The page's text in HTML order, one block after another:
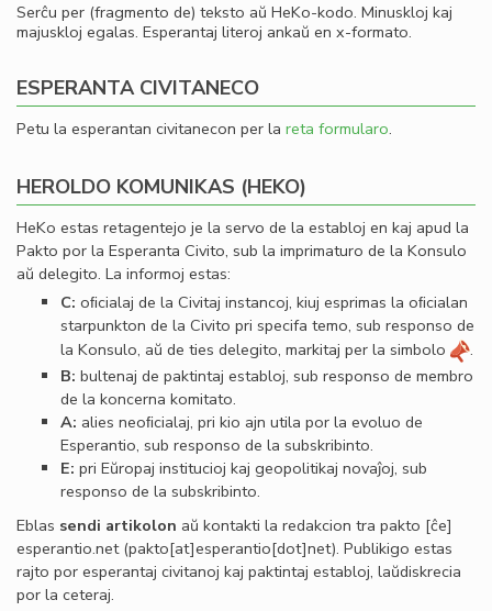
Serĉu per (fragmento de) teksto aŭ HeKo-kodo. Minuskloj kaj
majuskloj egalas. Esperantaj literoj ankaŭ en x-formato.
ESPERANTA CIVITANECO
Petu la esperantan civitanecon per la reta formularo.
HEROLDO KOMUNIKAS (HEKO)
HeKo estas retagentejo je la servo de la establoj en kaj apud la
Pakto por la Esperanta Civito, sub la imprimaturo de la Konsulo
aŭ delegito. La informoj estas:
C: oﬁcialaj de la Civitaj instancoj, kiuj esprimas la oﬁcialan
starpunkton de la Civito pri specifa temo, sub responso de
la Konsulo, aŭ de ties delegito, markitaj per la simbolo
.
B: bultenaj de paktintaj establoj, sub responso de membro
de la koncerna komitato.
A: alies neoﬁcialaj, pri kio ajn utila por la evoluo de
Esperantio, sub responso de la subskribinto.
E: pri Eŭropaj institucioj kaj geopolitikaj novaĵoj, sub
responso de la subskribinto.
Eblas sendi artikolon aŭ kontakti la redakcion tra pakto [ĉe]
esperantio.net(pakto[at]esperantio[dot]net). Publikigo estas
rajto por esperantaj civitanoj kaj paktintaj establoj, laŭdiskrecia
por la ceteraj.